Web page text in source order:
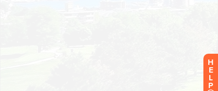
H
E
L
P